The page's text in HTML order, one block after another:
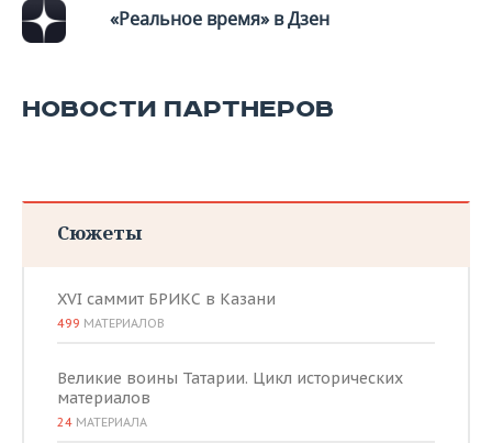
«Реальное время» в Дзен
НОВОСТИ ПАРТНЕРОВ
Сюжеты
XVI саммит БРИКС в Казани
499 МАТЕРИАЛОВ
Великие воины Татарии. Цикл исторических
материалов
24 МАТЕРИАЛА